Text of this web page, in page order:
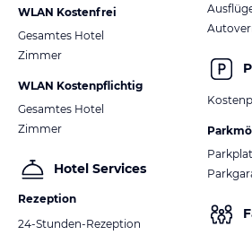
WLAN Kostenfrei
Gesamtes Hotel
Zimmer
WLAN Kostenpflichtig
Gesamtes Hotel
Zimmer
Hotel Services
Rezeption
24-Stunden-Rezeption